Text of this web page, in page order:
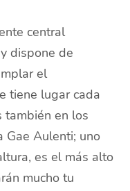
central
dispone de
el
tiene lugar cada
también en los
Gae Aulenti; uno
es el más alto
mucho tu